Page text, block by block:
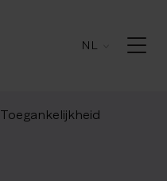
NL
Toegankelijkheid